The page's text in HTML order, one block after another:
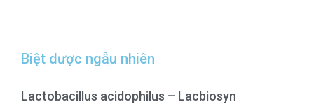
Biệt dược ngẫu nhiên
Lactobacillus acidophilus – Lacbiosyn